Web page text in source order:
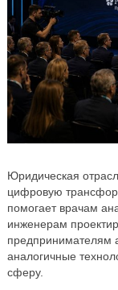
Юридическая
цифровую
помогает врачам
инженерам
предпринимателям
аналогичные
сферу.